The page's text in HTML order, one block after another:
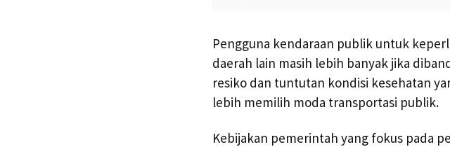
Pengguna kendaraan publik untuk
daerah lain masih lebih banyak jika
resiko dan tuntutan kondisi kesehatan
lebih memilih moda transportasi publik.
Kebijakan pemerintah yang fokus pada